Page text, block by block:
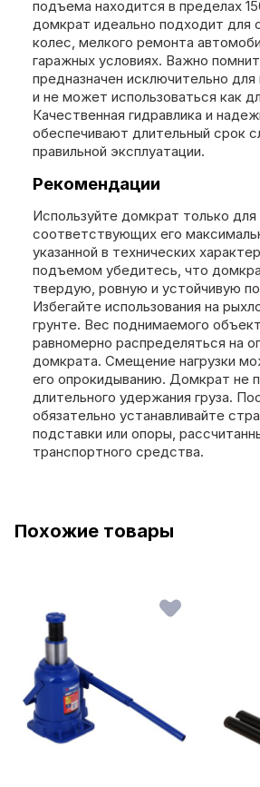
подъема находится в пределах
домкрат идеально подходит для
колес, мелкого ремонта
гаражных условиях. Важно
предназначен исключительно
и не может использоваться как
Качественная гидравлика и
обеспечивают длительный срок
правильной эксплуатации.
Рекомендации
Используйте домкрат только для
соответствующих его
указанной в технических
подъемом убедитесь, что
твердую, ровную и устойчивую
Избегайте использования на
грунте. Вес поднимаемого
равномерно распределяться на
домкрата. Смещение нагрузки
его опрокидыванию. Домкрат не
длительного удержания груза.
обязательно устанавливайте
подставки или опоры,
транспортного средства.
Похожие товары